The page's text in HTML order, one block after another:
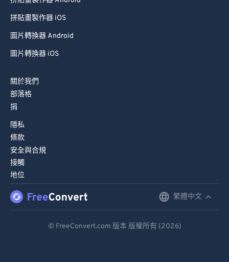
拼貼畫製作器 iOS
圖片轉換器 Android
圖片轉換器 iOS
關於我們
部落格
捐
隱私
條款
安全與合規
接觸
地位
繁體中文
© FreeConvert.com 版本 版權所有 (2026)